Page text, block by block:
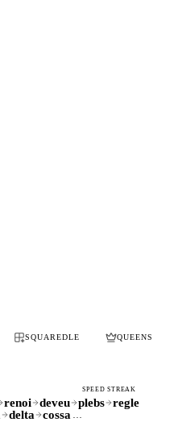
SQUAREDLE QUEENS
SPEED STREAK
renoi deveu plebs
regle
delta cossa …